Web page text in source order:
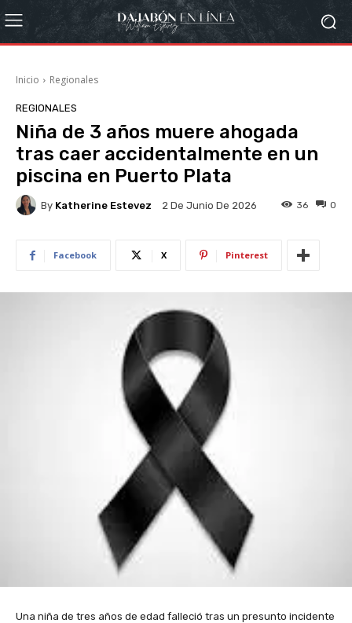
Inicio Regionales
REGIONALES
Niña de 3 años muere ahogada
tras caer accidentalmente en un
piscina en Puerto Plata
By Katherine Estevez 2 De Junio De 2026 0
36
Facebook X Pinterest
Una niña de tres años de edad falleció tras un presunto incidente